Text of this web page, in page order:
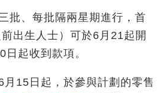
批、每批隔兩星期進行，首
出生人士）可於6月21起開
起收到款項。
15日起，於參與計劃的零售